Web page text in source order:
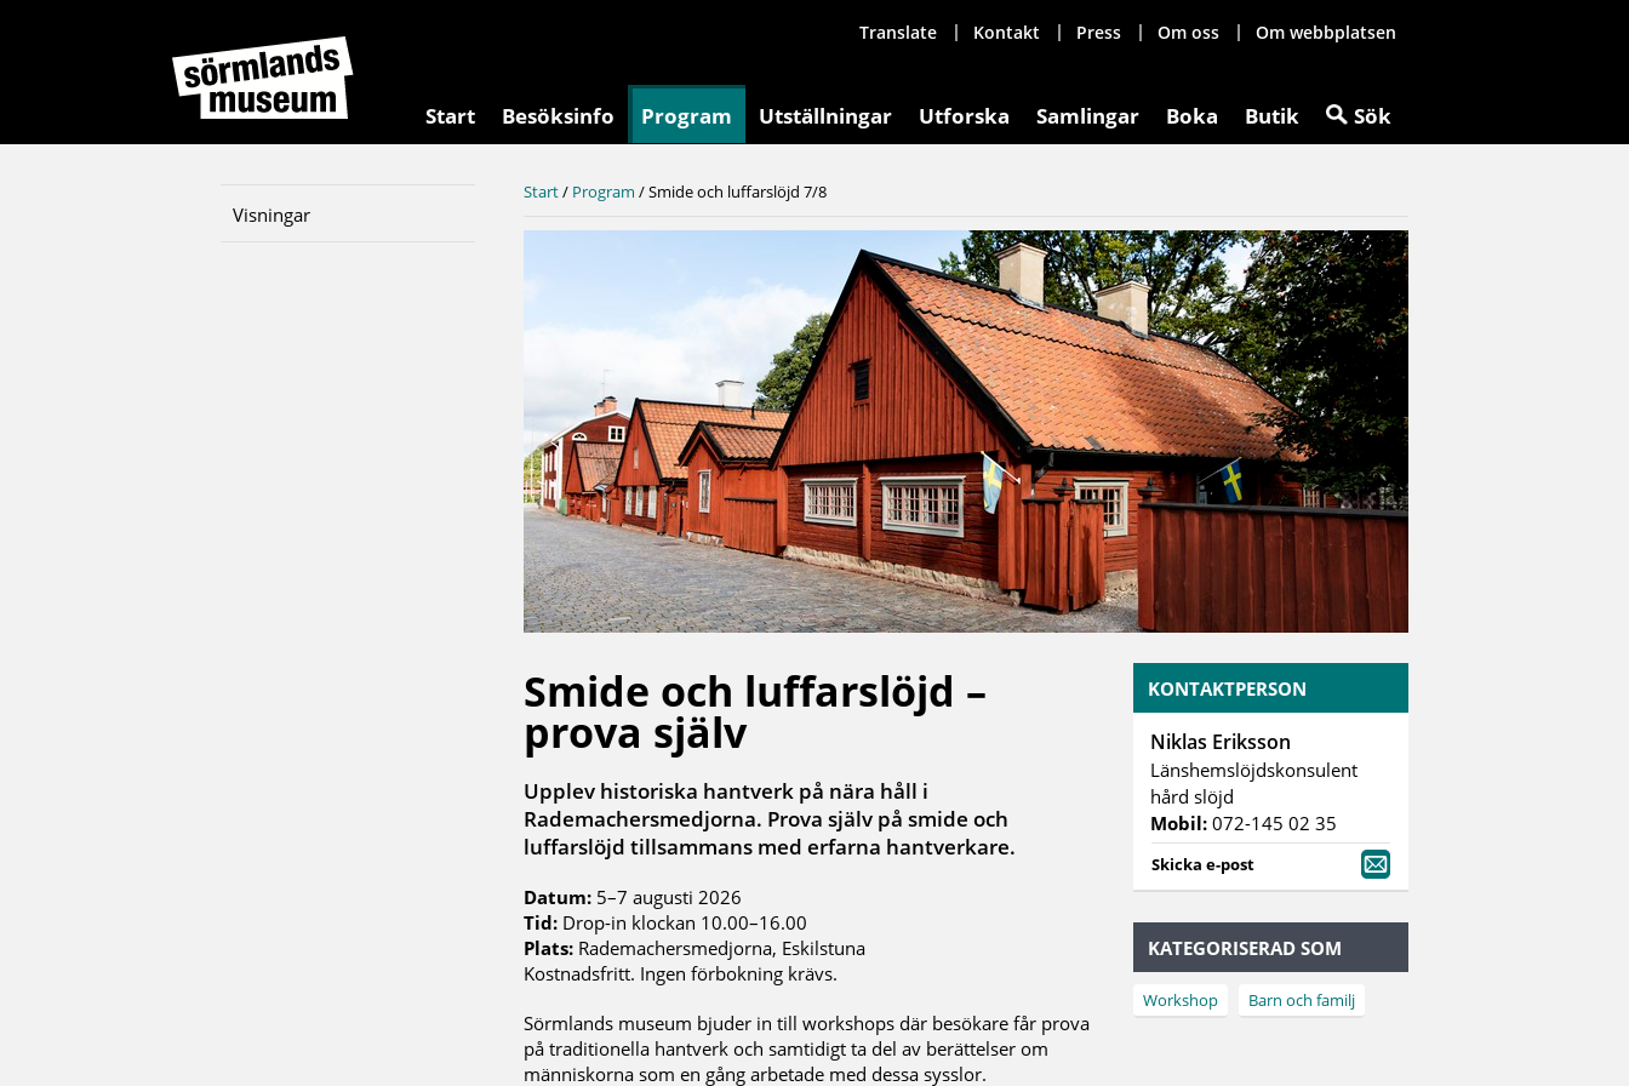
Translate Kontakt Press Om oss Om webbplatsen
Start Besöksinfo Program Utställningar Utforska Samlingar Boka Butik Sök
Visningar
Start/ Program /Smide och luffarslöjd 7/8
Smide och luffarslöjd –
prova själv
Upplev historiska hantverk på nära håll i
Rademachersmedjorna. Prova själv på smide och
luffarslöjd tillsammans med erfarna hantverkare.
Datum: 5–7 augusti 2026
Tid: Drop-in klockan 10.00–16.00
Plats: Rademachersmedjorna, Eskilstuna
Kostnadsfritt. Ingen förbokning krävs.
Sörmlands museum bjuder in till workshops där besökare får prova
på traditionella hantverk och samtidigt ta del av berättelser om
människorna som en gång arbetade med dessa sysslor.
KONTAKTPERSON
Niklas Eriksson
Länshemslöjdskonsulent
hård slöjd
Mobil: 072-145 02 35
Skicka e-post
KATEGORISERAD SOM
Workshop Barn och familj